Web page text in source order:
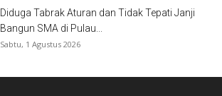
Diduga Tabrak Aturan dan Tidak Tepati Janji
Bangun SMA di Pulau...
Sabtu, 1 Agustus 2026